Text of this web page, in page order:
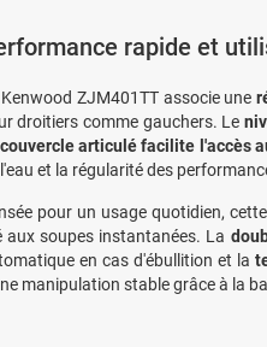
rapide et
ZJM401TT associe une
droitiers comme gauchers. Le
couvercle articulé facilite l'accès
et la régularité des
pour un usage quotidien,
aux soupes instantanées. La
en cas d'ébullition et la
manipulation stable grâce à la